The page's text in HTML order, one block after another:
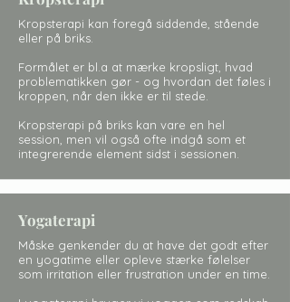
Kropsterapi kan foregå siddende, stående
eller på briks.
Formålet er bl.a at mærke kropsligt, hvad
problematikken gør - og hvordan det føles i
kroppen, når den ikke er til stede.
Kropsterapi på briks kan vare en hel
session, men vil også ofte indgå som et
integrerende element sidst i sessionen.
Yogaterapi
Måske genkender du at have det godt efter
en yogatime eller opleve stærke følelser
som irritation eller frustration under en time.